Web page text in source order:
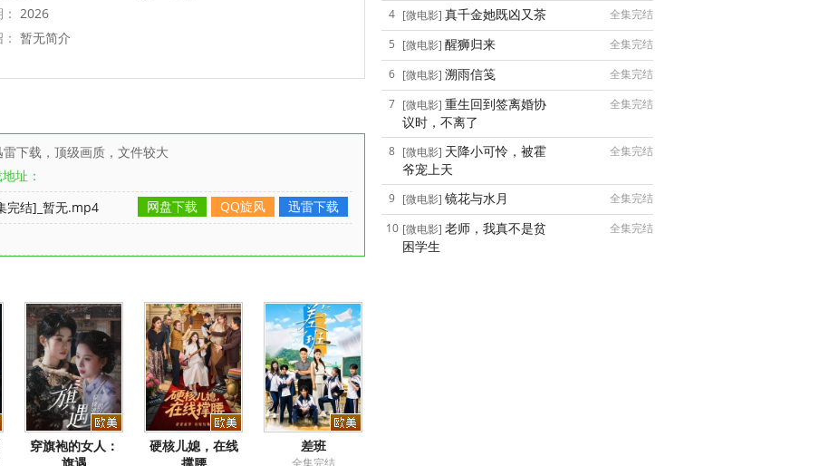
2026
暂无简介
下载，顶级画质，文件较大
址：
完结]_暂无.mp4
迅雷下载
QQ旋风
网盘下载
穿旗袍的女人：
硬核儿媳，在线
差班
全集完结
4 [微电影] 真千金她既凶又茶
全集完结
5 [微电影] 醒狮归来
全集完结
6 [微电影] 溯雨信笺
全集完结
7 [微电影] 重生回到签离婚协
议时，不离了
全集完结
8 [微电影] 天降小可怜，被霍
爷宠上天
全集完结
9 [微电影] 镜花与水月
全集完结
10 [微电影] 老师，我真不是贫
困学生
全集完结